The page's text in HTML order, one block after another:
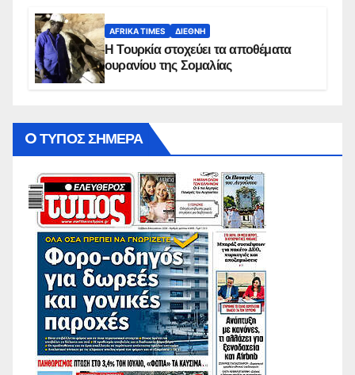
AFRIKA TIMES ΔΙΕΘΝΉ
Η Τουρκία στοχεύει τα αποθέματα
ουρανίου της Σομαλίας
O ΤΥΠΟΣ ΣΗΜΕΡΑ